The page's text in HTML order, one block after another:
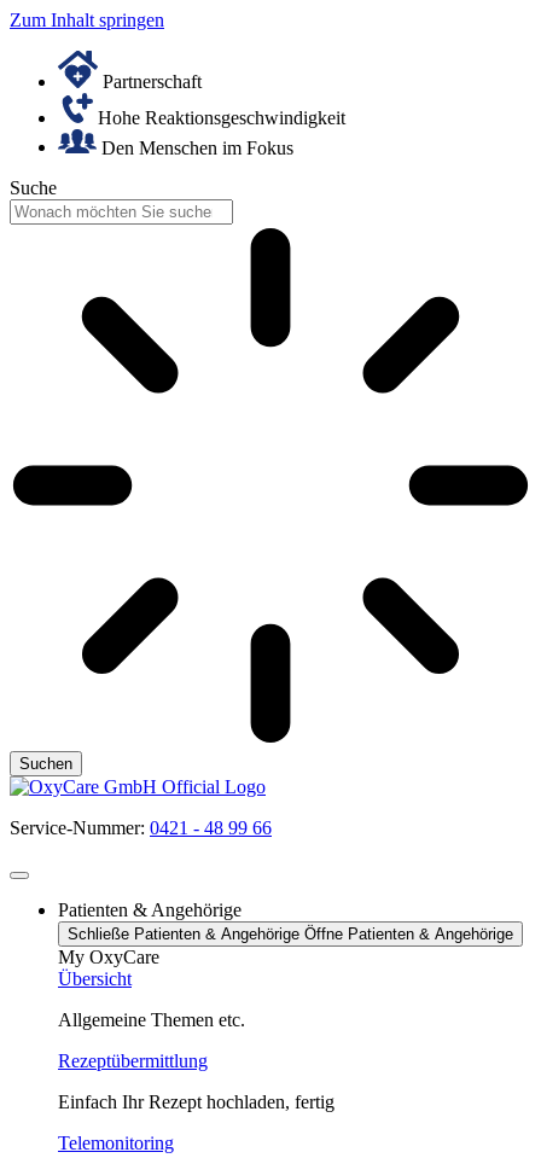
Zum Inhalt springen
Partnerschaft
Hohe Reaktionsgeschwindigkeit
Den Menschen im Fokus
Suche
Suchen
Service-Nummer: 0421 - 48 99 66
Patienten & Angehörige
Schließe Patienten & Angehörige Öffne Patienten & Angehörige
My OxyCare
Übersicht
Allgemeine Themen etc.
Rezeptübermittlung
Einfach Ihr Rezept hochladen, fertig
Telemonitoring